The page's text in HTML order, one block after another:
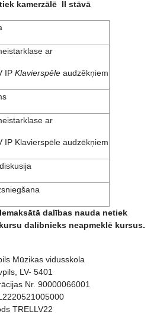
kamerzālē II stāvā
ar
IP Klavierspēle audzēkņiem
ar
IP Klavierspēle audzēkņiem
dalības nauda netiek
dalībnieks neapmeklē kursus.
Mūzikas vidusskola
LV- 5401
Nr. 90000066001
TRELLV22